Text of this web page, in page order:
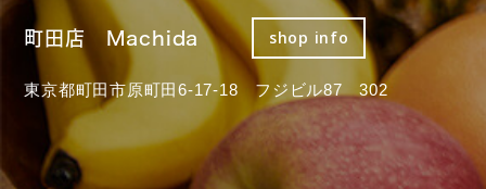
町田店 Machida shop info
東京都町田市原町田6-17-18 フジビル87 302